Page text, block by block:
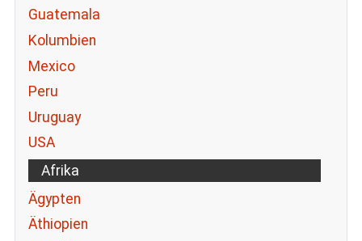
Guatemala
Kolumbien
Mexico
Peru
Uruguay
USA
Afrika
Ägypten
Äthiopien